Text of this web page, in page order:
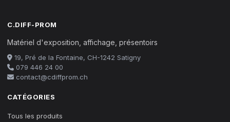
C.DIFF-PROM
Matériel d'exposition, affichage, présentoirs
19, Pré de la Fontaine, CH-1242 Satigny
079 446 24 00
contact@cdiffprom.ch
CATÉGORIES
Tous les produits